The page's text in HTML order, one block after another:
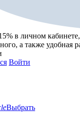
в личном
, а также удобная
Войти
Выбрать